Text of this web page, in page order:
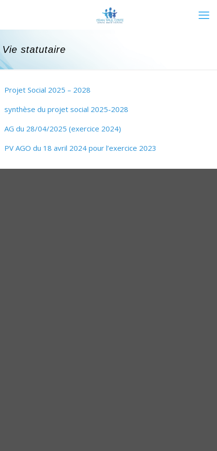
Vie statutaire
Projet Social 2025 – 2028
synthèse du projet social 2025-2028
AG du 28/04/2025 (exercice 2024)
PV AGO du 18 avril 2024 pour l’exercice 2023